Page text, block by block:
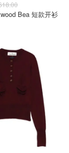
Bea 短款开衫